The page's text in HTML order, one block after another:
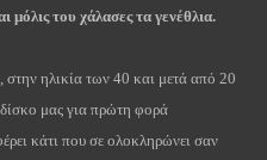
μόλις του χάλασες τα γενέθλια.
στην ηλικία των 40 και μετά από 20
δίσκο μας για πρώτη φορά
κάτι που σε ολοκληρώνει σαν